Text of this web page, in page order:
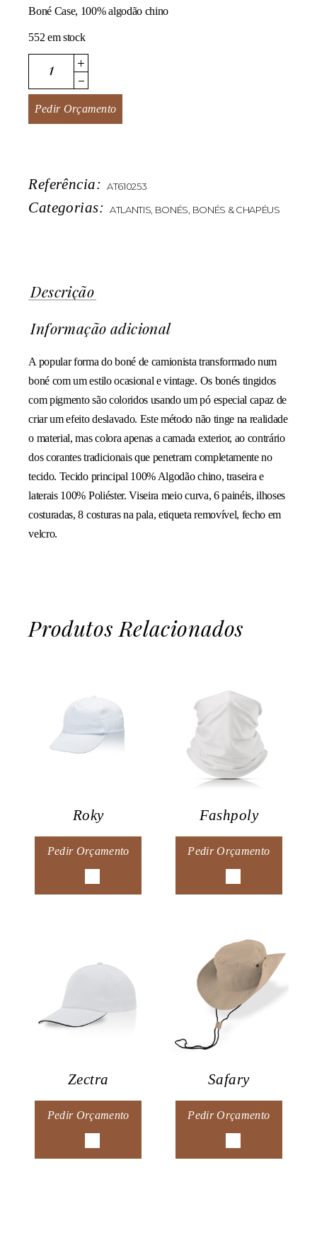
Boné Case, 100% algodão chino
552 em stock
Case quantity
Pedir Orçamento
Referência: AT610253
Categorias: ATLANTIS, BONÉS, BONÉS & CHAPÉUS
Descrição
Informação adicional
A popular forma do boné de camionista transformado num
boné com um estilo ocasional e vintage. Os bonés tingidos
com pigmento são coloridos usando um pó especial capaz de
criar um efeito deslavado. Este método não tinge na realidade
o material, mas colora apenas a camada exterior, ao contrário
dos corantes tradicionais que penetram completamente no
tecido. Tecido principal 100% Algodão chino, traseira e
laterais 100% Poliéster. Viseira meio curva, 6 painéis, ilhoses
costuradas, 8 costuras na pala, etiqueta removível, fecho em
velcro.
Produtos Relacionados
Roky
Pedir Orçamento
Fashpoly
Pedir Orçamento
Zectra
Pedir Orçamento
Safary
Pedir Orçamento